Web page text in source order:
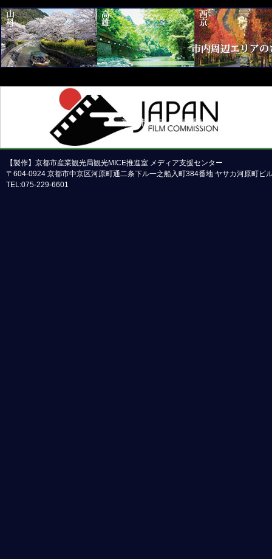
京都市メディア支援センターについて
【製作】京都市産業観光局観光MICE推進室 メディア支援センター
〒604-0924 京都市中京区河原町通二条下ル一之船入町384番地 ヤサカ河原町ビ
TEL:075-229-6601